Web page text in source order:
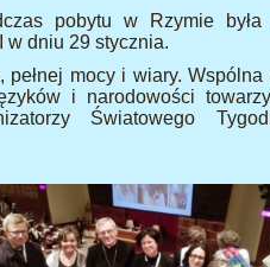
pobytu w Rzymie była
w dniu 29 stycznia.
mocy i wiary.
i narodowości
Światowego